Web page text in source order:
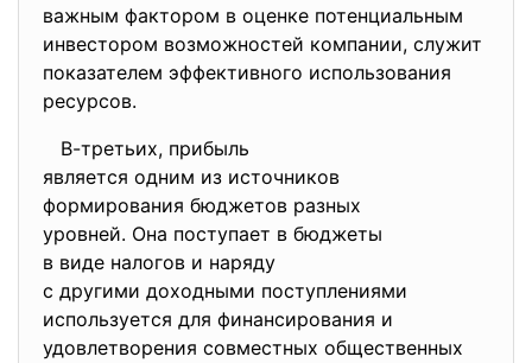
важным фактором в оценке потенциальным
инвестором возможностей компании, служит
показателем эффективного использования
ресурсов.
В-третьих, прибыль
является одним из источников
формирования бюджетов разных
уровней. Она поступает в бюджеты
в виде налогов и наряду
с другими доходными поступлениями
используется для финансирования и
удовлетворения совместных общественных